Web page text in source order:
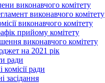
виконавчого комітету
виконавчого комітету
виконавчого комітету
прийому комітету
виконавчого комітету
на 2021 рік
ради
комісії ради
засідання